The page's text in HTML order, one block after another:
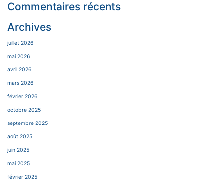
Commentaires récents
Archives
juillet 2026
mai 2026
avril 2026
mars 2026
février 2026
octobre 2025
septembre 2025
août 2025
juin 2025
mai 2025
février 2025